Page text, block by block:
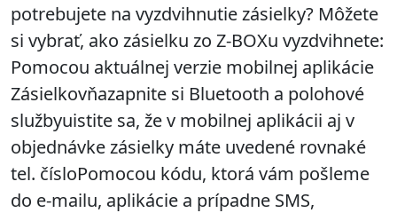
potrebujete na vyzdvihnutie zásielky? Môžete
si vybrať, ako zásielku zo Z-BOXu vyzdvihnete:
Pomocou aktuálnej verzie mobilnej aplikácie
Zásielkovňazapnite si Bluetooth a polohové
službyuistite sa, že v mobilnej aplikácii aj v
objednávke zásielky máte uvedené rovnaké
tel. čísloPomocou kódu, ktorá vám pošleme
do e-mailu, aplikácie a prípadne SMS,